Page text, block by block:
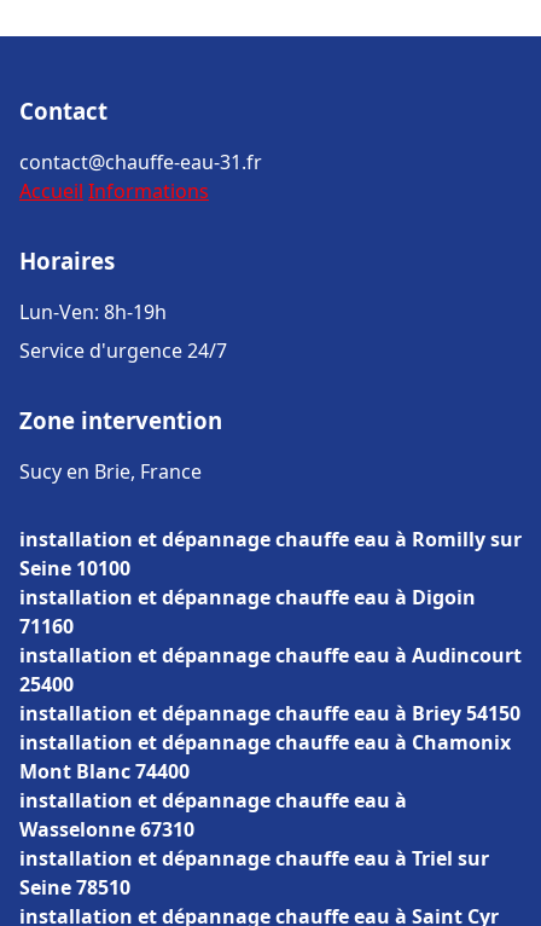
Contact
contact@chauffe-eau-31.fr
Accueil Informations
Horaires
Lun-Ven: 8h-19h
Service d'urgence 24/7
Zone intervention
Sucy en Brie, France
installation et dépannage chauffe eau à Romilly sur
Seine 10100
installation et dépannage chauffe eau à Digoin
71160
installation et dépannage chauffe eau à Audincourt
25400
installation et dépannage chauffe eau à Briey 54150
installation et dépannage chauffe eau à Chamonix
Mont Blanc 74400
installation et dépannage chauffe eau à
Wasselonne 67310
installation et dépannage chauffe eau à Triel sur
Seine 78510
installation et dépannage chauffe eau à Saint Cyr